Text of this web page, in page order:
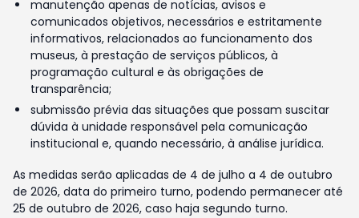
manutenção apenas de notícias, avisos e
comunicados objetivos, necessários e estritamente
informativos, relacionados ao funcionamento dos
museus, à prestação de serviços públicos, à
programação cultural e às obrigações de
transparência;
submissão prévia das situações que possam suscitar
dúvida à unidade responsável pela comunicação
institucional e, quando necessário, à análise jurídica.
As medidas serão aplicadas de 4 de julho a 4 de outubro
de 2026, data do primeiro turno, podendo permanecer até
25 de outubro de 2026, caso haja segundo turno.